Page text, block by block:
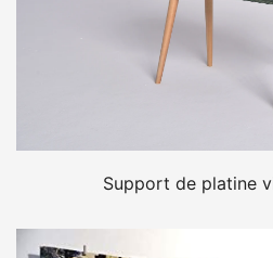
Support de platine